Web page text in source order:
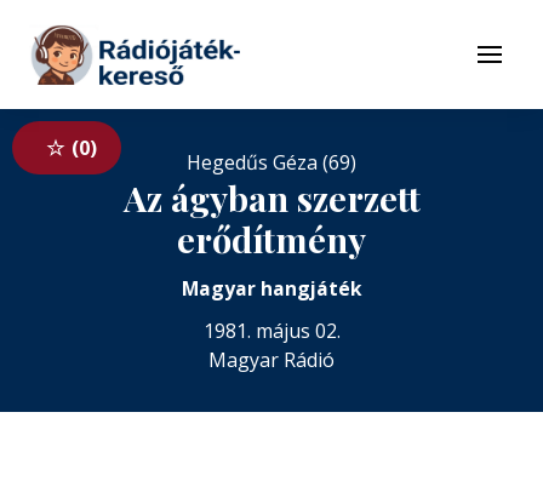
Tovább a tartalomhoz
Menü
0
Hegedűs Géza (69)
Az ágyban szerzett
erődítmény
Magyar hangjáték
1981. május 02.
Magyar Rádió